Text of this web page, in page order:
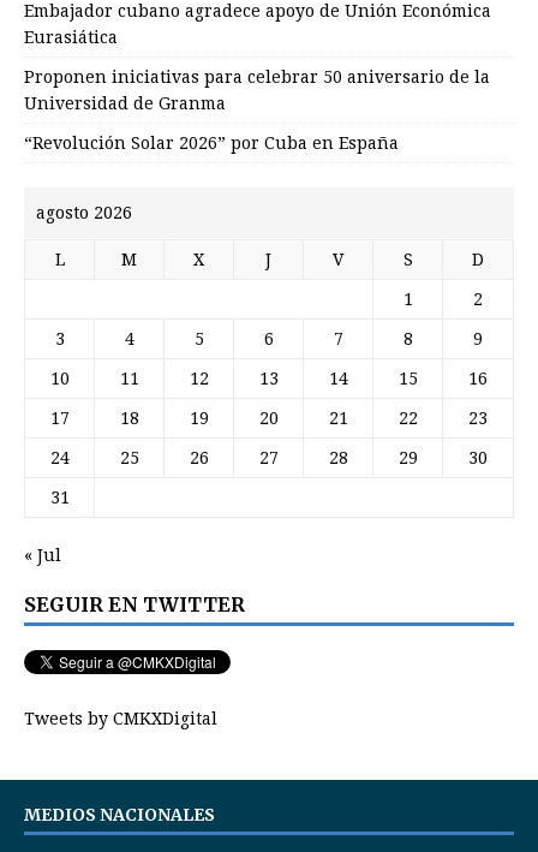
Embajador cubano agradece apoyo de Unión Económica
Eurasiática
Proponen iniciativas para celebrar 50 aniversario de la
Universidad de Granma
“Revolución Solar 2026” por Cuba en España
agosto 2026
L M X J V S D
1 2
3 4 5 6 7 8 9
10 11 12 13 14 15 16
17 18 19 20 21 22 23
24 25 26 27 28 29 30
31
« Jul
SEGUIR EN TWITTER
Tweets by CMKXDigital
MEDIOS NACIONALES